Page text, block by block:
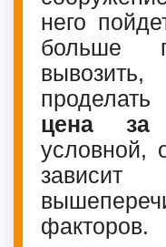
него
больше
цена за
условной,
факторов.